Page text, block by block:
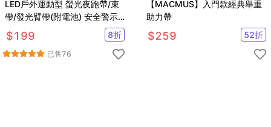
LED戶外運動型 螢光夜跑帶/束
帶/發光臂帶(附電池) 安全警示
反光帶 手臂帶 綁腿
$199 8折
已售76
【MACMUS】入門款經典舉重
助力帶
$259 52折